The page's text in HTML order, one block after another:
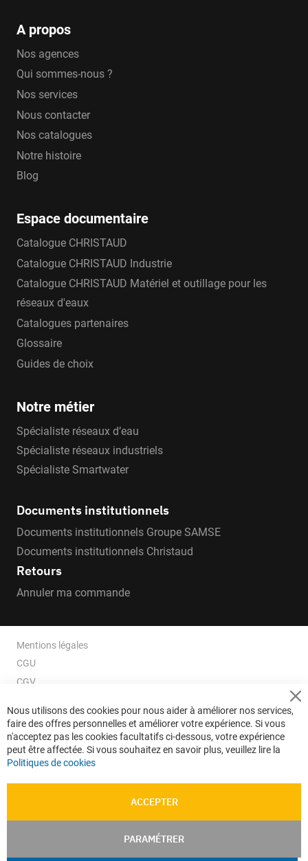
A propos
Nos agences
Qui sommes-nous ?
Nos services
Nous contacter
Nos catalogues
Notre histoire
Blog
Espace documentaire
Catalogue CHRISTAUD
Catalogue CHRISTAUD Industrie
Catalogue CHRISTAUD Matériel et outillage pour les
réseaux d'eaux
Catalogues partenaires
Glossaire
Guides de choix
Notre métier
Spécialiste réseaux d’eau
Spécialiste réseaux industriels
Spécialiste Smartwater
Documents institutionnels
Documents institutionnels Groupe SAMSE
Documents institutionnels Christaud
Retours
Annuler ma commande
Mentions légales
CGU
CGV
Données personnelles
Confidentialité
Plan du site
Nous utilisons des cookies pour nous aider à améliorer nos services,
faire des offres personnelles et améliorer votre expérience. Si vous
n'acceptez pas les cookies facultatifs ci-dessous, votre expérience
peut être affectée. Si vous souhaitez en savoir plus, veuillez lire la
Politiques de cookies
ACCEPTER
PARAMÉTRER